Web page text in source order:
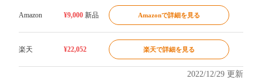
Amazon ¥9,000 新品 Amazonで詳細を見る
楽天 ¥22,052 楽天で詳細を見る
2022/12/29 更新